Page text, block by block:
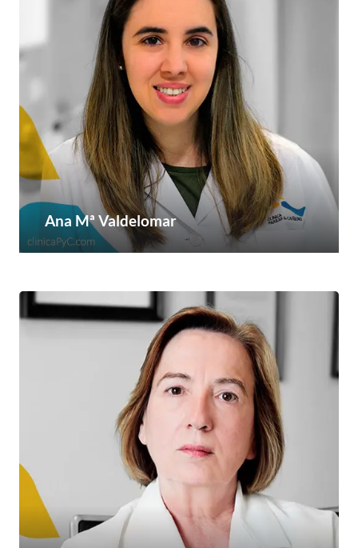
Ana Mª Valdelomar